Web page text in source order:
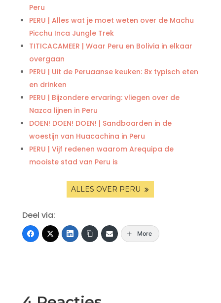
Peru
PERU | Alles wat je moet weten over de Machu
Picchu Inca Jungle Trek
TITICACAMEER | Waar Peru en Bolivia in elkaar
overgaan
PERU | Uit de Peruaanse keuken: 8x typisch eten
en drinken
PERU | Bijzondere ervaring: vliegen over de
Nazca lijnen in Peru
DOEN! DOEN! DOEN! | Sandboarden in de
woestijn van Huacachina in Peru
PERU | Vijf redenen waarom Arequipa de
mooiste stad van Peru is
ALLES OVER PERU
Deel via:
More